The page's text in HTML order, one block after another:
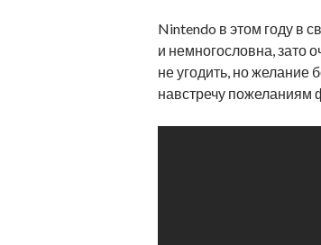
Nintendo в этом году в
и немногословна, зато
не угодить, но желание
навстречу пожеланиям